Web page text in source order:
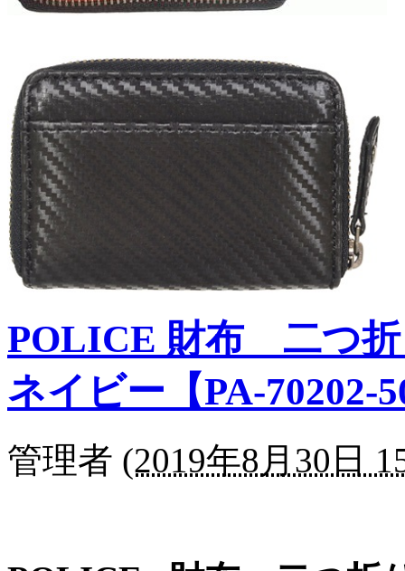
POLICE 財布 二つ折
ネイビー【PA-70202-
管理者 (2019年8月30日